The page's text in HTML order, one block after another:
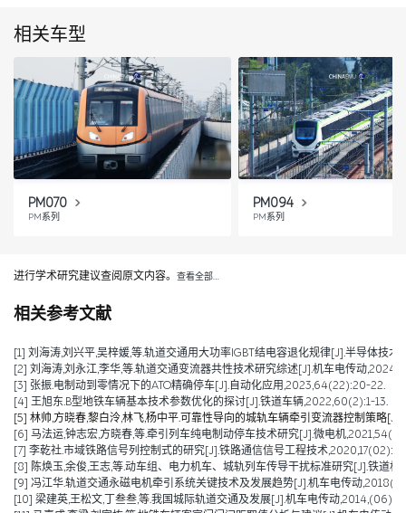
相关车型
PM070
PM系列
PM094
PM系列
进行学术研究建议查阅原文内容。 查看全部…
相关参考文献
[1] 刘海涛,刘兴平,吴梓媛,等.轨道交通用大功率IGBT结电容退化规律[J].半导体技
[2] 刘海涛,刘永江,李华,等.轨道交通变流器共性技术研究综述[J].机车电传动
[3] 张振.电制动到零情况下的ATO精确停车[J].自动化应用,2023,64(22):20-22.
[4] 王旭东.B型地铁车辆基本技术参数优化的探讨[J].铁道车辆,2022,60(2):1-13.
[5] 林帅,方晓春,黎白泠,林飞,杨中平.可靠性导向的城轨车辆牵引变流器控制策略
[6] 马法运,钟志宏,方晓春,等.牵引列车纯电制动停车技术研究[J].微电机
[7] 李乾社.市域铁路信号列控制式的研究[J].铁路通信信号工程技术
[8] 陈焕玉,余俊,王志,等.动车组、电力机车、城轨列车传导干扰标准研究[J].铁道
[9] 冯江华.轨道交通永磁电机牵引系统关键技术及发展趋势[J].机车电传动
[10] 梁建英,王松文,丁叁叁,等.我国城际轨道交通及发展[J].机车电传动